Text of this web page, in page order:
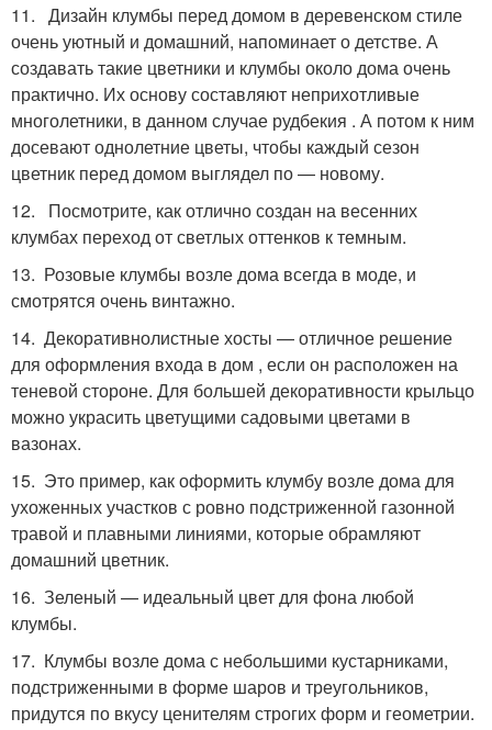
11. Дизайн клумбы перед домом в деревенском стиле
очень уютный и домашний, напоминает о детстве. А
создавать такие цветники и клумбы около дома очень
практично. Их основу составляют неприхотливые
многолетники, в данном случае рудбекия . А потом к ним
досевают однолетние цветы, чтобы каждый сезон
цветник перед домом выглядел по — новому.
12. Посмотрите, как отлично создан на весенних
клумбах переход от светлых оттенков к темным.
13. Розовые клумбы возле дома всегда в моде, и
смотрятся очень винтажно.
14. Декоративнолистные хосты — отличное решение
для оформления входа в дом , если он расположен на
теневой стороне. Для большей декоративности крыльцо
можно украсить цветущими садовыми цветами в
вазонах.
15. Это пример, как оформить клумбу возле дома для
ухоженных участков с ровно подстриженной газонной
травой и плавными линиями, которые обрамляют
домашний цветник.
16. Зеленый — идеальный цвет для фона любой
клумбы.
17. Клумбы возле дома с небольшими кустарниками,
подстриженными в форме шаров и треугольников,
придутся по вкусу ценителям строгих форм и геометрии.